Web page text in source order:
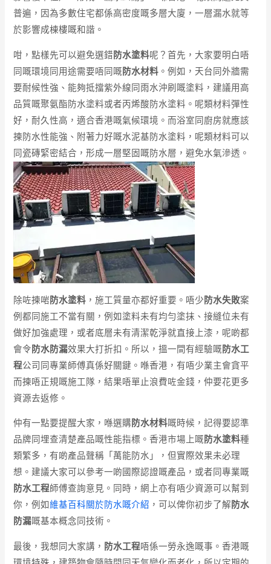
普遍，因為多數住宅都係高密度嘅多層大廈，一層漏水就等
於影響成棟樓嘅和諧。
咁，點樣先可以避免選錯防水塗料呢？首先，大家要明白唔
同嘅環境同用途需要唔同嘅防水材料 。例如，天台同外牆需
要耐候性強、能夠抵擋紫外線同雨水沖刷嘅塗料，建議用高
品質嘅聚氨酯防水塗料或者丙烯酸防水塗料。呢類材料彈性
好，耐久性高，適合香港嘅氣候環境。而浴室同廚房就應該
揀防水性能強、附著力好嘅水泥基防水塗料，呢類材料可以
同瓷磚緊密結合，形成一層堅固嘅防水層，避免水氣滲透。
除咗揀啱防水塗料 ，施工質量亦都好重要。唔少防水失敗案
例都同施工不當有關，例如塗料未有均勻塗抹、接縫位未有
做好加強處理，或者底層未有清潔乾淨就直接上漆，呢啲都
會令防水防漏效果大打折扣。所以，搵一間有經驗嘅防水工
程公司同專業師傅真係好關鍵。喺香港，有唔少業主會貪平
而揀唔正規嘅施工隊，結果唔單止浪費咗金錢，仲要花更多
資源去返修。
仲有一點要提醒大家，喺選購防水材料嘅時候，記得要認準
品牌同埋查清楚產品嘅性能指標。香港市場上嘅防水塗料種
類繁多，有啲產品聲稱「萬能防水」，但實際效果未必理
想。建議大家可以參考一啲國際認證嘅產品，或者同專業嘅
防水工程師傅查詢意見。同時，網上亦有唔少資源可以幫到
你，例如維基百科關於防水嘅介紹 ，可以俾你初步了解防水
防漏嘅基本概念同技術。
最後，我想同大家講， 防水工程唔係一勞永逸嘅事。香港嘅